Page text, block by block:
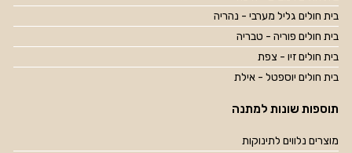
בית חולים גליל מערבי - נהריה
בית חולים פוריה - טבריה
בית חולים זיו - צפת
בית חולים יוספטל - אילת
תוספות שונות למתנה
מוצרים נלווים לתינוקות